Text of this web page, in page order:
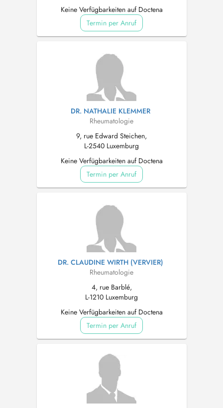
Keine Verfügbarkeiten auf Doctena
Termin per Anruf
DR. NATHALIE KLEMMER
Rheumatologie
9, rue Edward Steichen,
L-2540 Luxemburg
Keine Verfügbarkeiten auf Doctena
Termin per Anruf
DR. CLAUDINE WIRTH (VERVIER)
Rheumatologie
4, rue Barblé,
L-1210 Luxemburg
Keine Verfügbarkeiten auf Doctena
Termin per Anruf